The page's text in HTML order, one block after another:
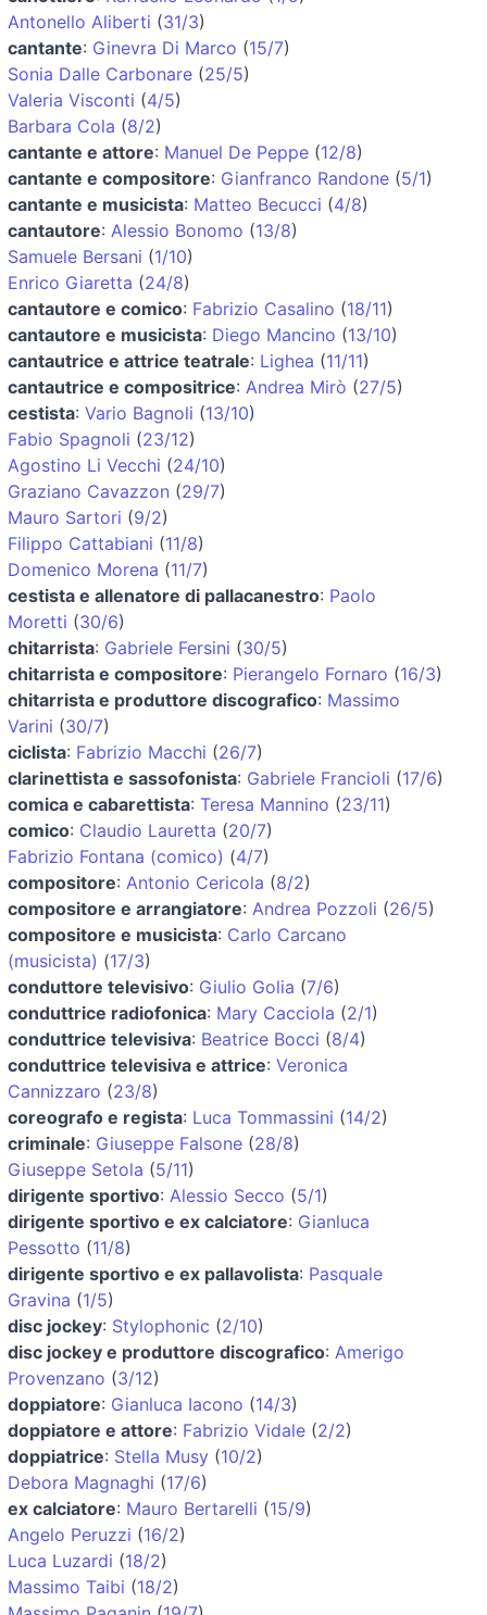
Antonello Aliberti (31/3)
cantante: Ginevra Di Marco (15/7)
Sonia Dalle Carbonare (25/5)
Valeria Visconti (4/5)
Barbara Cola (8/2)
cantante e attore: Manuel De Peppe (12/8)
cantante e compositore: Gianfranco Randone (5/1)
cantante e musicista: Matteo Becucci (4/8)
cantautore: Alessio Bonomo (13/8)
Samuele Bersani (1/10)
Enrico Giaretta (24/8)
cantautore e comico: Fabrizio Casalino (18/11)
cantautore e musicista: Diego Mancino (13/10)
cantautrice e attrice teatrale: Lighea (11/11)
cantautrice e compositrice: Andrea Mirò (27/5)
cestista: Vario Bagnoli (13/10)
Fabio Spagnoli (23/12)
Agostino Li Vecchi (24/10)
Graziano Cavazzon (29/7)
Mauro Sartori (9/2)
Filippo Cattabiani (11/8)
Domenico Morena (11/7)
cestista e allenatore di pallacanestro: Paolo
Moretti (30/6)
chitarrista: Gabriele Fersini (30/5)
chitarrista e compositore: Pierangelo Fornaro (16/3)
chitarrista e produttore discografico: Massimo
Varini (30/7)
ciclista: Fabrizio Macchi (26/7)
clarinettista e sassofonista: Gabriele Francioli (17/6)
comica e cabarettista: Teresa Mannino (23/11)
comico: Claudio Lauretta (20/7)
Fabrizio Fontana (comico) (4/7)
compositore: Antonio Cericola (8/2)
compositore e arrangiatore: Andrea Pozzoli (26/5)
compositore e musicista: Carlo Carcano
(musicista) (17/3)
conduttore televisivo: Giulio Golia (7/6)
conduttrice radiofonica: Mary Cacciola (2/1)
conduttrice televisiva: Beatrice Bocci (8/4)
conduttrice televisiva e attrice: Veronica
Cannizzaro (23/8)
coreografo e regista: Luca Tommassini (14/2)
criminale: Giuseppe Falsone (28/8)
Giuseppe Setola (5/11)
dirigente sportivo: Alessio Secco (5/1)
dirigente sportivo e ex calciatore: Gianluca
Pessotto (11/8)
dirigente sportivo e ex pallavolista: Pasquale
Gravina (1/5)
disc jockey: Stylophonic (2/10)
disc jockey e produttore discografico: Amerigo
Provenzano (3/12)
doppiatore: Gianluca Iacono (14/3)
doppiatore e attore: Fabrizio Vidale (2/2)
doppiatrice: Stella Musy (10/2)
Debora Magnaghi (17/6)
ex calciatore: Mauro Bertarelli (15/9)
Angelo Peruzzi (16/2)
Luca Luzardi (18/2)
Massimo Taibi (18/2)